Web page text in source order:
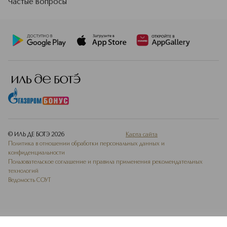
Частые вопросы
© ИЛЬ ДЕ БОТЭ 2026
Карта сайта
Политика в отношении обработки персональных данных и
конфиденциальности
Пользовательское соглашение и правила применения рекомендательных
технологий
Ведомость СОУТ